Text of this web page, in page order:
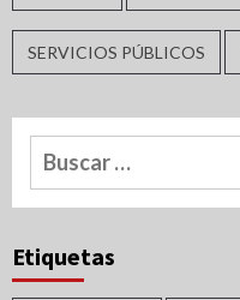
SERVICIOS PÚBLICOS
Buscar:
Etiquetas